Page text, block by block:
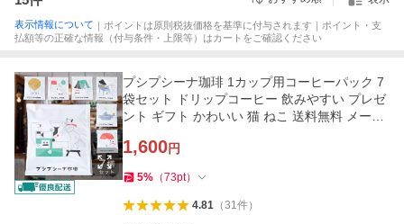
表示情報について ｜ポイントは原則税抜価格を基準に付与されます｜ポイント・支
払額等の正確な情報（付与条件・上限等）はカートをご確認ください
プシプシーナ珈琲 1カップ用コーヒーパック 7
袋セット ドリップコーヒー 飲みやすい プレゼ
ント ギフト かわいい 猫 ねこ 送料無料 メール
1,600円
5% （73pt）
4.81（31件）